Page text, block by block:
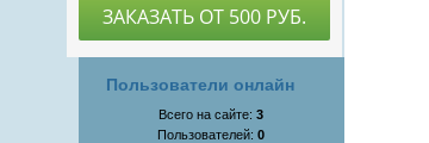
Пользователи онлайн
Всего на сайте:3
Пользователей:0